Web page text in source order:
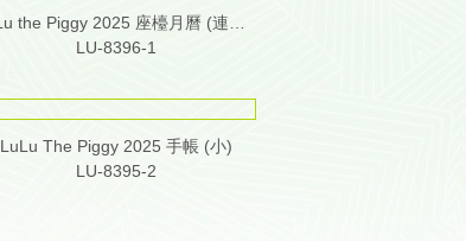
LU-8396-1
LuLu The Piggy 2025 手帳 (小)
LU-8395-2